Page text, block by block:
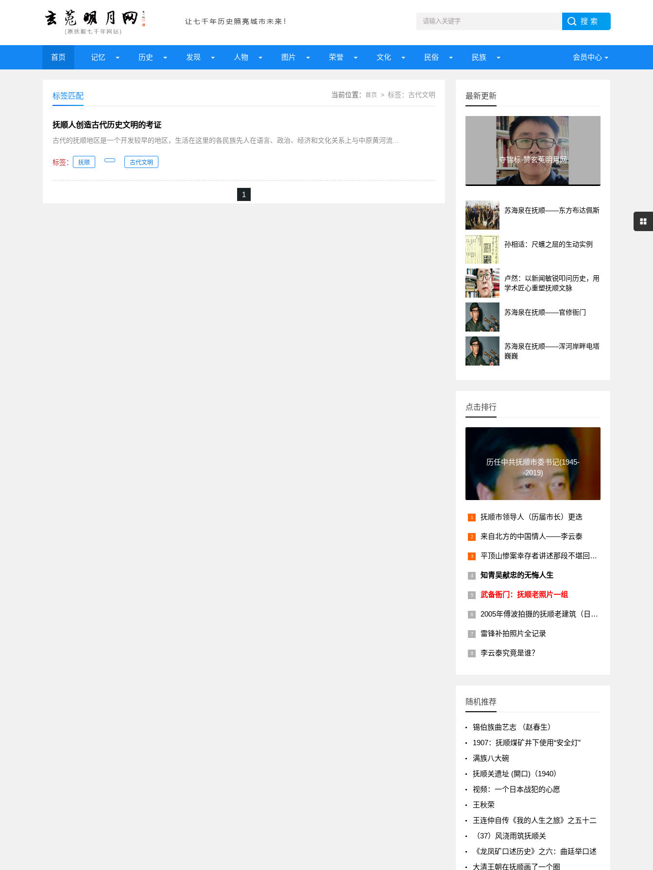
首页 记忆 历史 发现 人物 图片 荣誉 文化 民俗 民族 会员中心
当前位置： 首页 > 标签：古代文明
标签匹配
抚顺人创造古代历史文明的考证
古代的抚顺地区是一个开发较早的地区，生活在这里的各民族先人在语言、政治、经济和文化关系上与中原黄河流...
标签： 抚顺 古代文明
1
最新更新
夺锦标-赞玄菟明月网
苏海泉在抚顺——东方布达佩斯
孙相适：尺蠖之屈的生动实例
卢然：以新闻敏锐叩问历史，用
学术匠心重塑抚顺文脉
苏海泉在抚顺——官修衙门
苏海泉在抚顺——浑河岸畔电塔
巍巍
点击排行
历任中共抚顺市委书记(1945-
-2019)
抚顺市领导人（历届市长）更迭
来自北方的中国情人——李云泰
平顶山惨案幸存者讲述那段不堪回首的历史
知青吴献忠的无悔人生
武备衙门：抚顺老照片一组
2005年傅波拍摄的抚顺老建筑（日本楼）
雷锋补拍照片全记录
李云泰究竟是谁？
随机推荐
锡伯族曲艺志 （赵春生）
1907：抚顺煤矿井下使用“安全灯”
满族八大碗
抚顺关遗址 (閞口)（1940）
视频：一个日本战犯的心愿
王秋荣
王连仲自传《我的人生之旅》之五十二
（37）风浇雨筑抚顺关
《龙凤矿口述历史》之六：曲廷举口述
大清王朝在抚顺画了一个圈